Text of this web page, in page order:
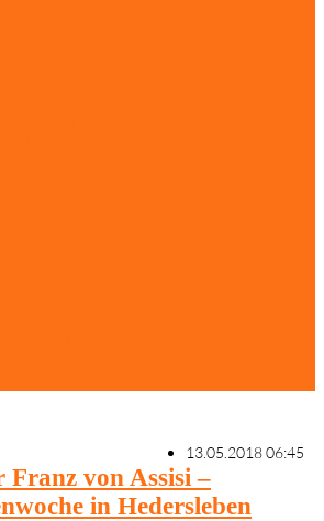
13.05.2018 06:45
von Assisi –
in Hedersleben